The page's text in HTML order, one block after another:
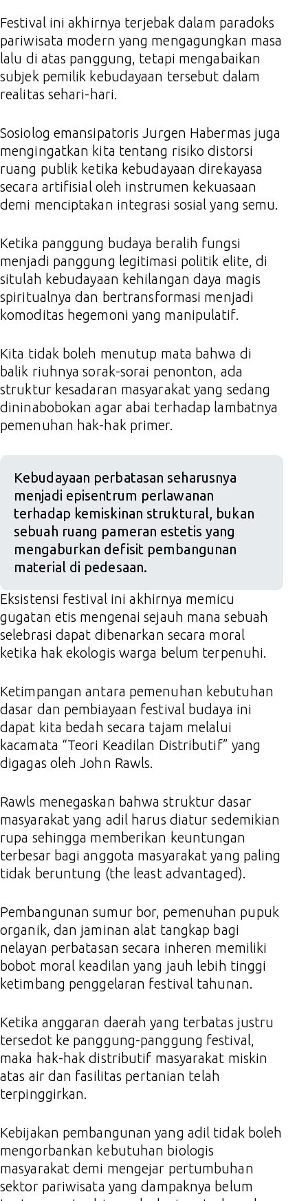
Festival ini akhirnya terjebak dalam paradoks
pariwisata modern yang mengagungkan masa
lalu di atas panggung, tetapi mengabaikan
subjek pemilik kebudayaan tersebut dalam
realitas sehari-hari.
Sosiolog emansipatoris Jurgen Habermas juga
mengingatkan kita tentang risiko distorsi
ruang publik ketika kebudayaan direkayasa
secara artifisial oleh instrumen kekuasaan
demi menciptakan integrasi sosial yang semu.
Ketika panggung budaya beralih fungsi
menjadi panggung legitimasi politik elite, di
situlah kebudayaan kehilangan daya magis
spiritualnya dan bertransformasi menjadi
komoditas hegemoni yang manipulatif.
Kita tidak boleh menutup mata bahwa di
balik riuhnya sorak-sorai penonton, ada
struktur kesadaran masyarakat yang sedang
dininabobokan agar abai terhadap lambatnya
pemenuhan hak-hak primer.
Kebudayaan perbatasan seharusnya
menjadi episentrum perlawanan
terhadap kemiskinan struktural, bukan
sebuah ruang pameran estetis yang
mengaburkan defisit pembangunan
material di pedesaan.
Eksistensi festival ini akhirnya memicu
gugatan etis mengenai sejauh mana sebuah
selebrasi dapat dibenarkan secara moral
ketika hak ekologis warga belum terpenuhi.
Ketimpangan antara pemenuhan kebutuhan
dasar dan pembiayaan festival budaya ini
dapat kita bedah secara tajam melalui
kacamata “Teori Keadilan Distributif” yang
digagas oleh John Rawls.
Rawls menegaskan bahwa struktur dasar
masyarakat yang adil harus diatur sedemikian
rupa sehingga memberikan keuntungan
terbesar bagi anggota masyarakat yang paling
tidak beruntung (the least advantaged).
Pembangunan sumur bor, pemenuhan pupuk
organik, dan jaminan alat tangkap bagi
nelayan perbatasan secara inheren memiliki
bobot moral keadilan yang jauh lebih tinggi
ketimbang penggelaran festival tahunan.
Ketika anggaran daerah yang terbatas justru
tersedot ke panggung-panggung festival,
maka hak-hak distributif masyarakat miskin
atas air dan fasilitas pertanian telah
terpinggirkan.
Kebijakan pembangunan yang adil tidak boleh
mengorbankan kebutuhan biologis
masyarakat demi mengejar pertumbuhan
sektor pariwisata yang dampaknya belum